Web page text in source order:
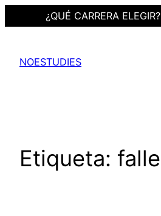
¿QUÉ CARRERA ELEGIR?
contenido
NOESTUDIES
Etiqueta: falle